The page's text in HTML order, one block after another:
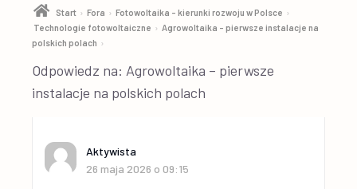
Start › Fora › Fotowoltaika – kierunki rozwoju w Polsce ›
Technologie fotowoltaiczne › Agrowoltaika – pierwsze instalacje na
polskich polach ›
Odpowiedz na: Agrowoltaika – pierwsze
instalacje na polskich polach
Aktywista
26 maja 2026 o 09:15